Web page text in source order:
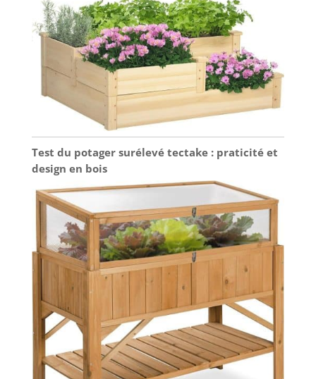
Test du potager surélevé tectake : praticité et
design en bois